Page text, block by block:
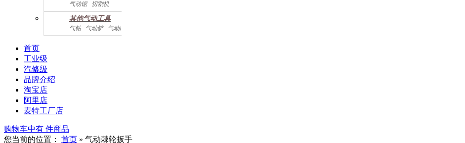
气动锯 切割机
气动曲线剪
其他气动工具
气钻 气动铲 气动除锈机
气动拉钉机 气动喷漆枪
首页
工业级
汽修级
品牌介绍
淘宝店
阿里店
麦特工厂店
购物车中有 件商品
您当前的位置： 首页 » 气动棘轮扳手